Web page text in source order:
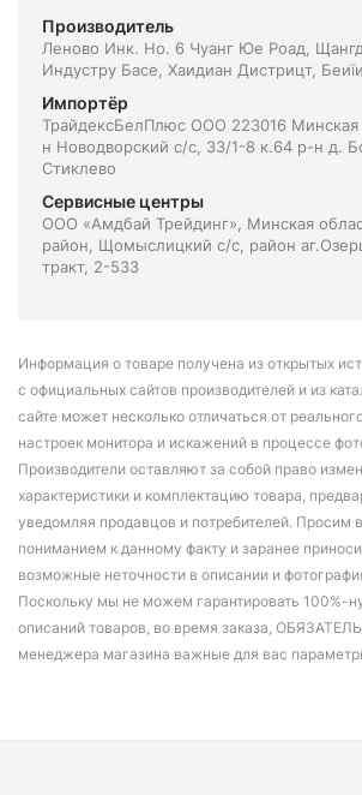
Производитель
Леново Инк. Но. 6 Чуанг Юе Роад,
Индустру Басе, Хаидиан Дистрицт,
Импортёр
ТрайдексБелПлюс ООО 223016
н Новодворский с/с, 33/1-8 к.64 р-н д.
Стиклево
Сервисные центры
ООО «Амдбай Трейдинг», Минская
район, Щомыслицкий с/с, район
тракт, 2-533
Информация о товаре получена из открытых
с официальных сайтов производителей и из
сайте может несколько отличаться от
настроек монитора и искажений в процессе
Производители оставляют за собой право
характеристики и комплектацию товара,
уведомляя продавцов и потребителей. Просим
пониманием к данному факту и заранее
возможные неточности в описании и
Поскольку мы не можем гарантировать 100%-
описаний товаров, во время заказа,
менеджера магазина важные для вас